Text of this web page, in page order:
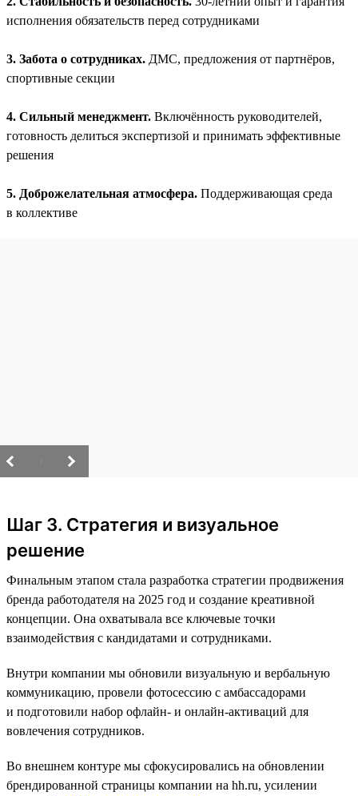
исполнения обязательств перед сотрудниками
3. Забота о сотрудниках. ДМС, предложения от партнёров,
спортивные секции
4. Сильный менеджмент. Включённость руководителей,
готовность делиться экспертизой и принимать эффективные
решения
5. Доброжелательная атмосфера. Поддерживающая среда
в коллективе
Шаг 3. Стратегия и визуальное
решение
Финальным этапом стала разработка стратегии продвижения
бренда работодателя на 2025 год и создание креативной
концепции. Она охватывала все ключевые точки
взаимодействия с кандидатами и сотрудниками.
Внутри компании мы обновили визуальную и вербальную
коммуникацию, провели фотосессию с амбассадорами
и подготовили набор офлайн- и онлайн-активаций для
вовлечения сотрудников.
Во внешнем контуре мы сфокусировались на обновлении
брендированной страницы компании на hh.ru, усилении